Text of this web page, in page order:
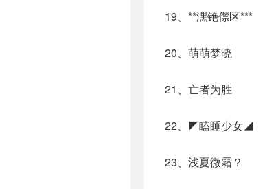
19、**潶铯僸区***
20、萌萌梦晓
21、亡者为胜
22、◤瞌睡少女◢
23、浅夏微霜？